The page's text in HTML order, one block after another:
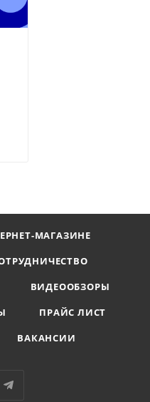
МАГАЗИНЕ
ВИДЕООБЗОРЫ
ПРАЙС ЛИСТ
ВАКАНСИИ